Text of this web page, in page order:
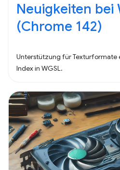
Neuigkeiten bei
(Chrome 142)
Unterstützung für Texturformate
Index in WGSL.